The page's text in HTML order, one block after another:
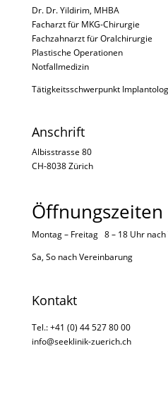
Dr. Dr. Yildirim, MHBA
Facharzt für MKG-Chirurgie
Fachzahnarzt für Oralchirurgie
Plastische Operationen
Notfallmedizin
Tätigkeitsschwerpunkt
Anschrift
Albisstrasse 80
CH-8038 Zürich
Öffnungszeiten
Montag – Freitag 8 – 18 Uhr nach
Sa, So nachVereinbarung
Kontakt
Tel.: +41 (0) 44 527 80 00
info@seeklinik-zuerich.ch